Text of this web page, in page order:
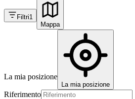
Filtri1
Mappa
La mia posizione
La mia posizione
Riferimento